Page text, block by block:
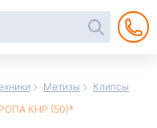
Метизы
Клипсы
КНР (50)ª